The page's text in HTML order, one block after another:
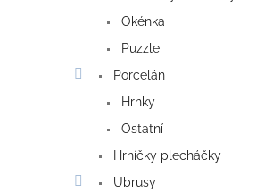
Okénka
Puzzle
Porcelán
Hrnky
Ostatní
Hrníčky plecháčky
Ubrusy